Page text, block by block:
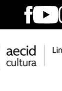
Facebook